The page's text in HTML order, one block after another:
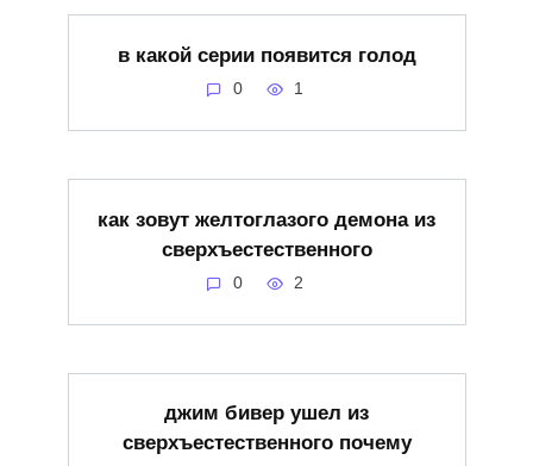
в какой серии появится голод
0 1
как зовут желтоглазого демона из
сверхъестественного
0 2
джим бивер ушел из
сверхъестественного почему